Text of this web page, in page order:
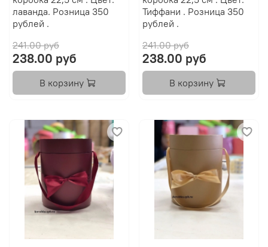
лаванда. Розница 350
рублей .
241.00 руб
238.00 руб
В корзину
Тиффани . Розница 350
рублей .
241.00 руб
238.00 руб
В корзину